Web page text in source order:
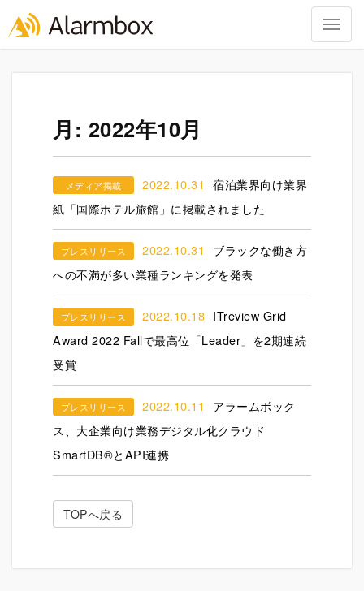
月: 2022年10月
メディア掲載 2022.10.31
宿泊業界向け業界
紙「国際ホテル旅館」に掲載されました
プレスリリース 2022.10.31
ブラックな働き方
への不満が多い業種ランキングを発表
プレスリリース 2022.10.18 ITreview Grid
Award 2022 Fallで最高位「Leader」を2期連続
受賞
プレスリリース 2022.10.11
アラームボック
ス、大企業向け業務デジタル化クラウド
SmartDB®︎とAPI連携
TOPへ戻る